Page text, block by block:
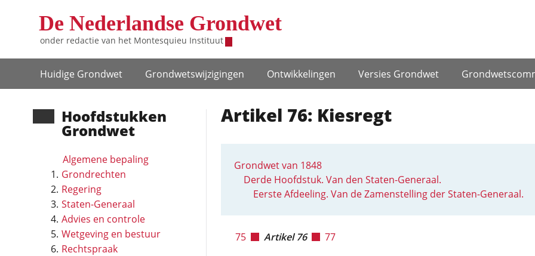
De Nederlandse Grondwet
onder redactie van het Montesquieu Instituut
Hoofdnavigatie
Huidige Grondwet Grondwets­wijzigingen Ontwikke­lingen Versies Grondwet
Hoofd­stukken
Grondwet
Algemene bepaling
Grondrechten
Regering
Staten-Generaal
Advies en controle
Wetgeving en bestuur
Rechtspraak
Artikel 76: Kiesregt
Grondwet van 1848
Derde Hoofdstuk. Van den Staten-Generaal.
Eerste Afdeeling. Van de Zamenstelling der Staten-Generaal.
75 Artikel 76 77